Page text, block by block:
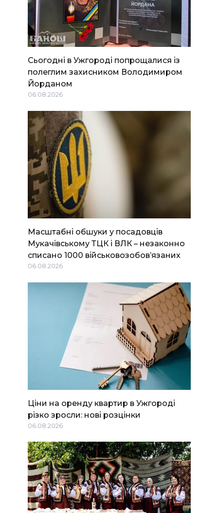
Сьогодні в Ужгороді попрощалися із
полеглим захисником Володимиром
Йорданом
06.08.2026
Масштабні обшуки у посадовців
Мукачівському ТЦК і ВЛК – незаконно
списано 1000 військовозобов’язаних
06.08.2026
Ціни на оренду квартир в Ужгороді
різко зросли: нові розцінки
06.08.2026